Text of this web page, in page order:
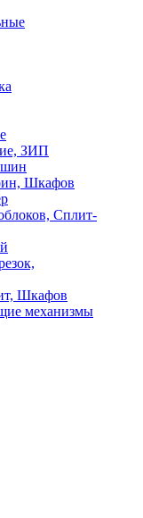
ЗИП
Шкафов
Сплит-
Шкафов
механизмы